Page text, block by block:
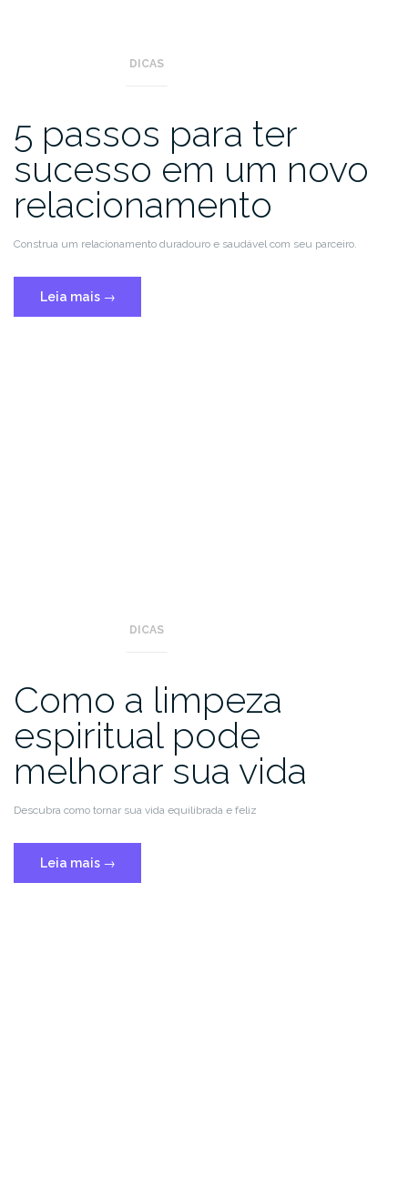
DICAS
5 passos para ter
sucesso em um novo
relacionamento
Construa um relacionamento duradouro e saudável com seu parceiro.
Leia mais →
DICAS
Como a limpeza
espiritual pode
melhorar sua vida
Descubra como tornar sua vida equilibrada e feliz
Leia mais →